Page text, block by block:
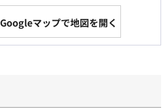
Googleマップで地図を開く